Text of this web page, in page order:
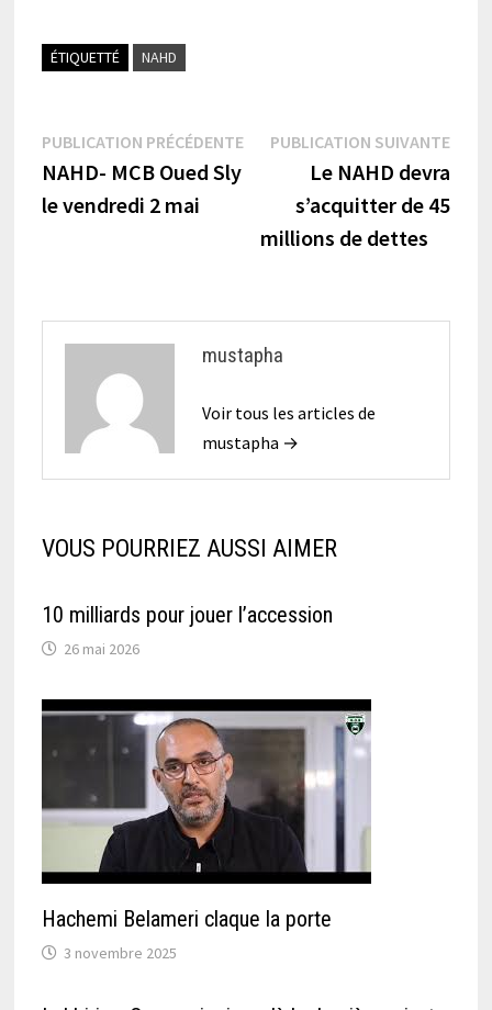
ÉTIQUETTÉ NAHD
Navigation
de
PUBLICATION PRÉCÉDENTEPublication
précédente :
NAHD- MCB Oued Sly
le vendredi 2 mai
PUBLICATION SUIVANTE
Le NAHD devra
s’acquitter de 45
millions de dettes
mustapha
Voir tous les articles de
mustapha →
VOUS POURRIEZ AUSSI AIMER
10 milliards pour jouer l’accession
26 mai 2026
Hachemi Belameri claque la porte
3 novembre 2025